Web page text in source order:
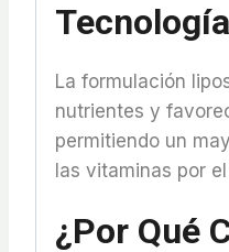
La formulación
nutrientes y
permitiendo un
las vitaminas por
¿Por Qué